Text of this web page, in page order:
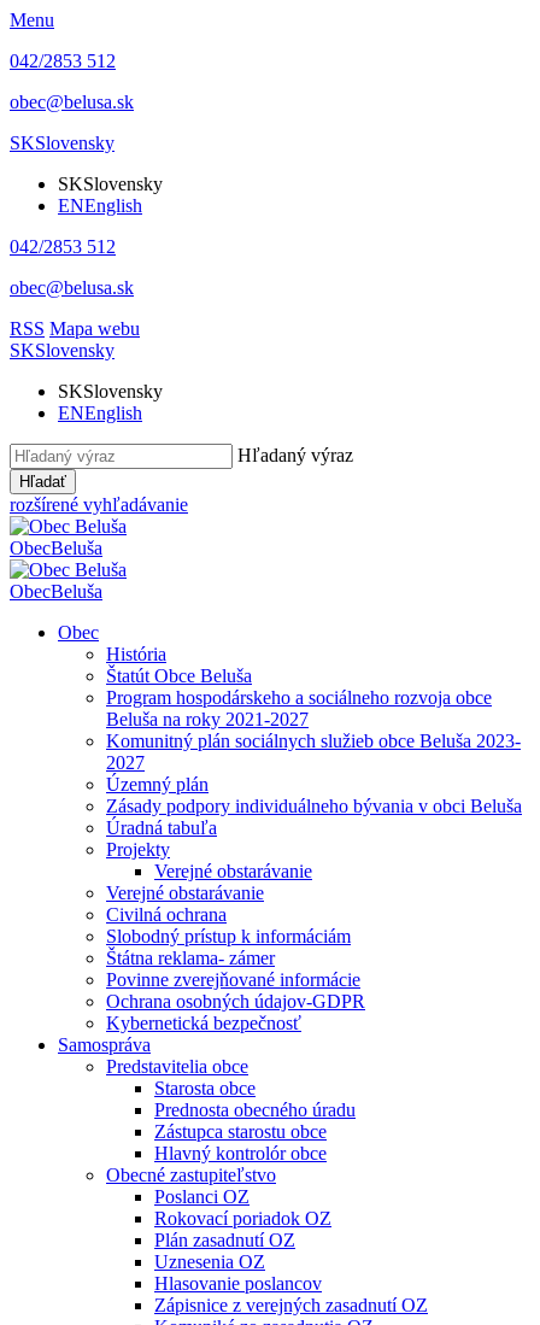
Menu
042/2853 512
obec@belusa.sk
SKSlovensky
SKSlovensky
ENEnglish
042/2853 512
obec@belusa.sk
RSS Mapa webu
SKSlovensky
SKSlovensky
ENEnglish
Hľadaný výraz
Hľadať
rozšírené vyhľadávanie
ObecBeluša
ObecBeluša
Obec
História
Štatút Obce Beluša
Program hospodárskeho a sociálneho rozvoja obce
Beluša na roky 2021-2027
Komunitný plán sociálnych služieb obce Beluša 2023-
2027
Územný plán
Zásady podpory individuálneho bývania v obci Beluša
Úradná tabuľa
Projekty
Verejné obstarávanie
Verejné obstarávanie
Civilná ochrana
Slobodný prístup k informáciám
Štátna reklama- zámer
Povinne zverejňované informácie
Ochrana osobných údajov-GDPR
Kybernetická bezpečnosť
Samospráva
Predstavitelia obce
Starosta obce
Prednosta obecného úradu
Zástupca starostu obce
Hlavný kontrolór obce
Obecné zastupiteľstvo
Poslanci OZ
Rokovací poriadok OZ
Plán zasadnutí OZ
Uznesenia OZ
Hlasovanie poslancov
Zápisnice z verejných zasadnutí OZ